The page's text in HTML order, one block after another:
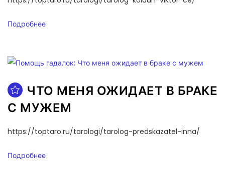
Подробнее
ЧТО МЕНЯ ОЖИДАЕТ В БРАКЕ
С МУЖЕМ
https://toptaro.ru/tarologi/tarolog-predskazatel-inna/
Подробнее